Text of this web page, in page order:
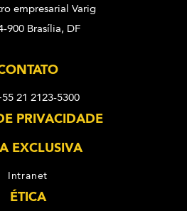
empresarial Varig
900 Brasília, DF
21 2123-5300
PRIVACIDADE
EXCLUSIVA
Intranet
ÉTICA